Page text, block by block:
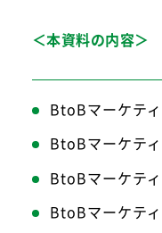
＜本資料の内容＞
BtoBマーケテ
BtoBマーケテ
BtoBマーケテ
BtoBマーケテ